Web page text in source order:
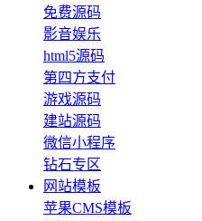
免费源码
影音娱乐
html5源码
第四方支付
游戏源码
建站源码
微信小程序
钻石专区
网站模板
苹果CMS模板